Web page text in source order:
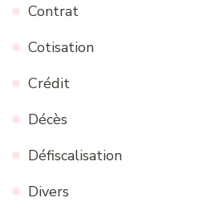
Contrat
Cotisation
Crédit
Décès
Défiscalisation
Divers